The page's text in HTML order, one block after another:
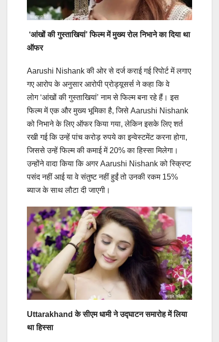
‘आंखों की गुस्ताखियां’ फिल्म में मुख्य रोल निभाने का दिया था
ऑफर
Aarushi Nishank की ओर से दर्ज कराई गई रिपोर्ट में लगाए
गए आरोप के अनुसार आरोपी प्रोड्यूसर्स ने कहा कि वे
लोग ‘आंखों की गुस्ताखियां’ नाम से फिल्म बना रहे हैं। इस
फिल्म में एक और मुख्य भूमिका है, जिसे Aarushi Nishank
को निभाने के लिए ऑफर किया गया, लेकिन इसके लिए शर्त
रखी गई कि उन्हें पांच करोड़ रुपये का इन्वेस्टमेंट करना होगा,
जिससे उन्हें फिल्म की कमाई में 20% का हिस्सा मिलेगा।
उन्होंने वादा किया कि अगर Aarushi Nishank को स्क्रिप्ट
पसंद नहीं आई या वे संतुष्ट नहीं हुईं तो उनकी रकम 15%
ब्याज के साथ लौटा दी जाएगी।
Uttarakhand के सीएम धामी ने उद्घाटन समारोह में लिया
था हिस्सा